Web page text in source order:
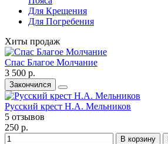
Для Крещения
Для Погребения
Хиты продаж
Спас Благое Молчание
3 500 р.
Закончился
Русский крест Н.А. Мельников
5 отзывов
250 р.
В корзину